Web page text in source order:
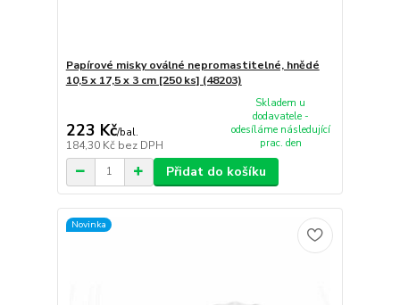
Papírové misky oválné nepromastitelné, hnědé
10,5 x 17,5 x 3 cm [250 ks] (48203)
223 Kč/bal.
184,30 Kč bez DPH
Skladem u
dodavatele -
odesíláme následující
prac. den
Přidat do košíku
Novinka